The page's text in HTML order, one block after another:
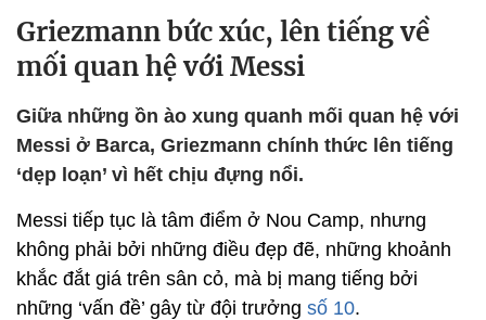
Griezmann bức xúc, lên tiếng về
mối quan hệ với Messi
Giữa những ồn ào xung quanh mối quan hệ với
Messi ở Barca, Griezmann chính thức lên tiếng
‘dẹp loạn’ vì hết chịu đựng nổi.
Messi tiếp tục là tâm điểm ở Nou Camp, nhưng
không phải bởi những điều đẹp đẽ, những khoảnh
khắc đắt giá trên sân cỏ, mà bị mang tiếng bởi
những ‘vấn đề’ gây từ đội trưởng số 10.